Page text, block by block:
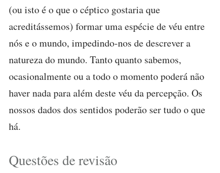
(ou isto é o que o céptico gostaria que
acreditássemos) formar uma espécie de véu entre
nós e o mundo, impedindo-nos de descrever a
natureza do mundo. Tanto quanto sabemos,
ocasionalmente ou a todo o momento poderá não
haver nada para além deste véu da percepção. Os
nossos dados dos sentidos poderão ser tudo o que
há.
Questões de revisão